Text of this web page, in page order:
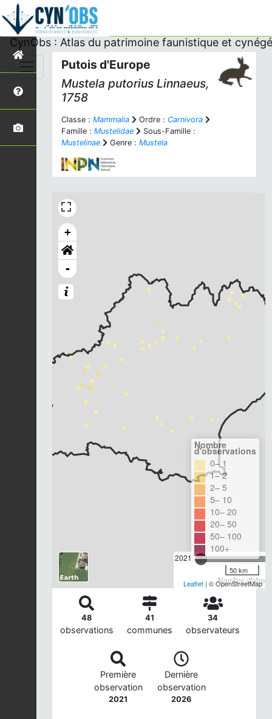
CynObs : Atlas du patrimoine faunistique et
Putois d'Europe
Mustela putorius Linnaeus,
1758
Classe : Mammalia Ordre : Carnivora
Famille : Mustelidae
Sous-Famille :
Mustelinae
Genre : Mustela
+
-
2021
Nombre
Nombre
d'observations
0– 1
1– 2
2– 5
5– 10
10– 20
20– 50
50– 100
100+
50 km
Leaflet | © OpenStreetMap
48
observations
41
communes
34
observateurs
Première
observation
2021
Dernière
observation
2026